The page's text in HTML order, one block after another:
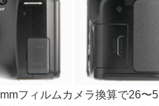
フィルムカメラ換算で26〜